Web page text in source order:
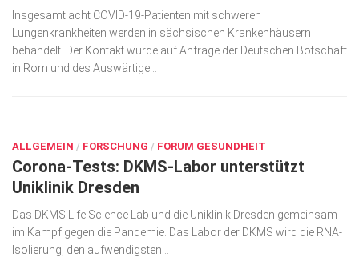
Insgesamt acht COVID-19-Patienten mit schweren
Lungenkrankheiten werden in sächsischen Krankenhäusern
behandelt. Der Kontakt wurde auf Anfrage der Deutschen Botschaft
in Rom und des Auswärtige...
ALLGEMEIN / FORSCHUNG / FORUM GESUNDHEIT
Corona-Tests: DKMS-Labor unterstützt
Uniklinik Dresden
Das DKMS Life Science Lab und die Uniklinik Dresden gemeinsam
im Kampf gegen die Pandemie. Das Labor der DKMS wird die RNA-
Isolierung, den aufwendigsten...